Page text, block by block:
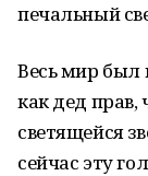
печальный
Весь мир был
как дед прав,
светящейся
сейчас эту